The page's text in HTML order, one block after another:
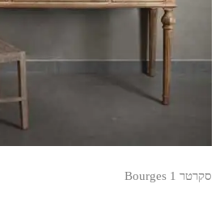
סקרטר Bourges 1